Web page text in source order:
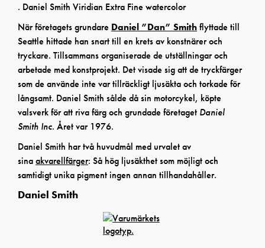
. Daniel Smith Viridian Extra Fine watercolor
När företagets grundare Daniel ”Dan” Smithflyttade till
Seattle hittade han snart till en krets av konstnärer och
tryckare. Tillsammans organiserade de utställningar och
arbetade med konstprojekt. Det visade sig att de tryckfärger
som de använde inte var tillräckligt ljusäkta och torkade för
långsamt. Daniel Smith sålde då sin motorcykel, köpte
valsverk för att riva färg och grundade företaget Daniel
Smith Inc. Året var 1976.
Daniel Smith har två huvudmål med urvalet av
sinaakvarellfärger: Så hög ljusäkthet som möjligt och
samtidigt unika pigment ingen annan tillhandahåller.
Daniel Smith